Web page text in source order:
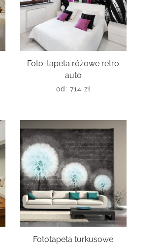
Foto-tapeta różowe retro
auto
od: 714 zł
Fototapeta turkusowe